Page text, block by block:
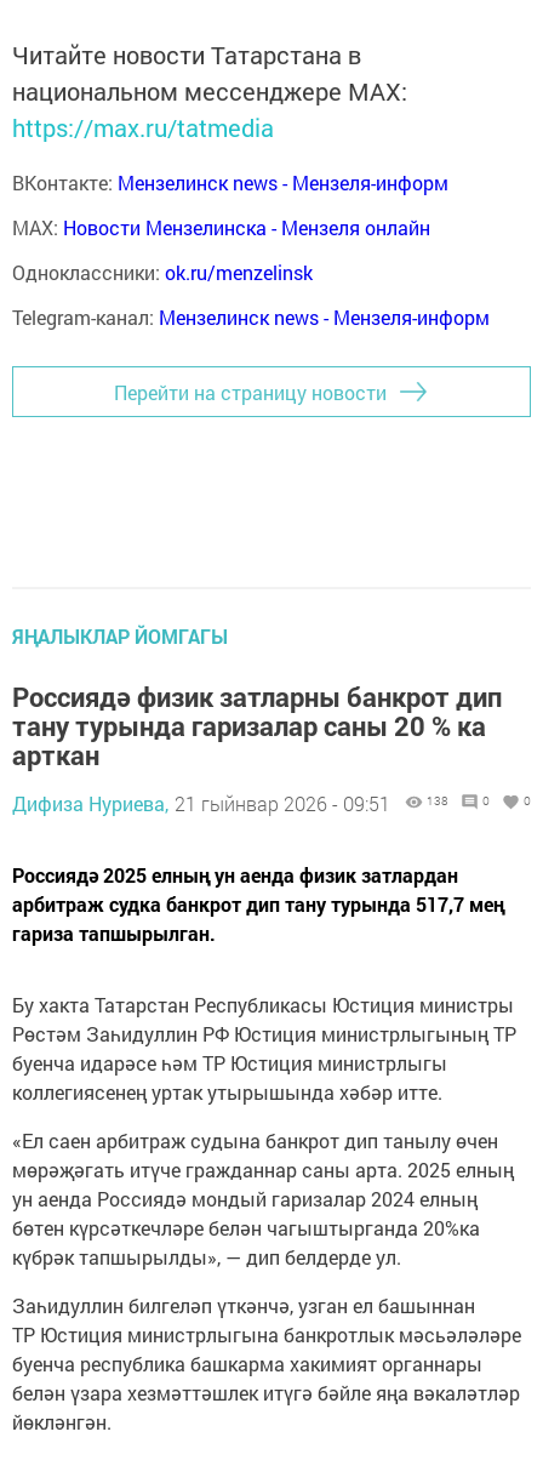
Читайте новости Татарстана в
национальном мессенджере MАХ:
https://max.ru/tatmedia
ВКонтакте: Мензелинск news - Мензеля-информ
MAX: Новости Мензелинска - Мензеля онлайн
Одноклассники: ok.ru/menzelinsk
Telegram-канал: Мензелинск news - Мензеля-информ
Перейти на страницу новости
ЯҢАЛЫКЛАР ЙОМГАГЫ
Россиядә физик затларны банкрот дип
тану турында гаризалар саны 20 % ка
арткан
Дифиза Нуриева, 21 гыйнвар 2026 - 09:51 138 0 0
Россиядә 2025 елның ун аенда физик затлардан
арбитраж судка банкрот дип тану турында 517,7 мең
гариза тапшырылган.
Бу хакта Татарстан Республикасы Юстиция министры
Рөстәм Заһидуллин РФ Юстиция министрлыгының ТР
буенча идарәсе һәм ТР Юстиция министрлыгы
коллегиясенең уртак утырышында хәбәр итте.
«Ел саен арбитраж судына банкрот дип танылу өчен
мөрәҗәгать итүче гражданнар саны арта. 2025 елның
ун аенда Россиядә мондый гаризалар 2024 елның
бөтен күрсәткечләре белән чагыштырганда 20%ка
күбрәк тапшырылды», — дип белдерде ул.
Заһидуллин билгеләп үткәнчә, узган ел башыннан
ТР Юстиция министрлыгына банкротлык мәсьәләләре
буенча республика башкарма хакимият органнары
белән үзара хезмәттәшлек итүгә бәйле яңа вәкаләтләр
йөкләнгән.